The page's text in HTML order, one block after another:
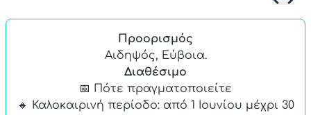
Προορισμός
Αιδηψός, Εύβοια.
Διαθέσιμο
📅 Πότε πραγματοποιείτε
🔸 Καλοκαιρινή περίοδο: από 1 Ιουνίου μέχρι 30